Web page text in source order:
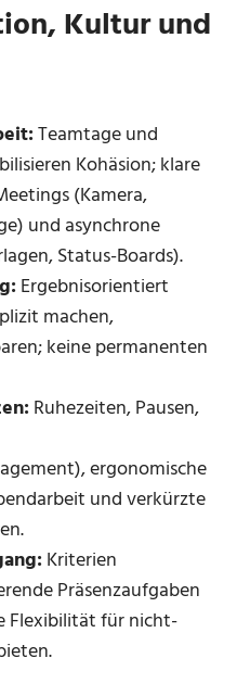
Kultur und
Teamtage und
Kohäsion; klare
(Kamera,
und asynchrone
Status-Boards).
Ergebnisorientiert
machen,
keine permanenten
Ruhezeiten, Pausen,
ergonomische
und verkürzte
Kriterien
Präsenzaufgaben
Flexibilität für nicht-